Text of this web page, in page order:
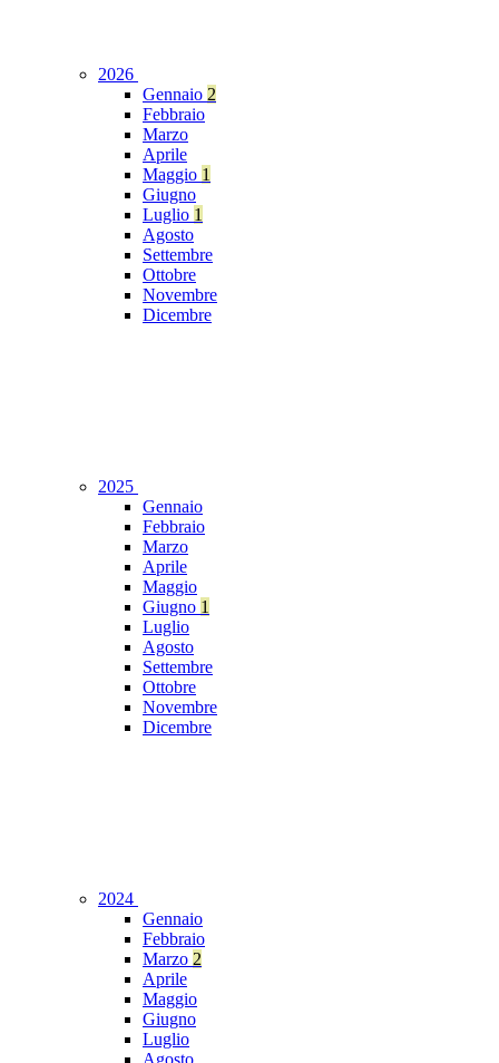
2026
Gennaio 2
Febbraio
Marzo
Aprile
Maggio 1
Giugno
Luglio 1
Agosto
Settembre
Ottobre
Novembre
Dicembre
2025
Gennaio
Febbraio
Marzo
Aprile
Maggio
Giugno 1
Luglio
Agosto
Settembre
Ottobre
Novembre
Dicembre
2024
Gennaio
Febbraio
Marzo 2
Aprile
Maggio
Giugno
Luglio